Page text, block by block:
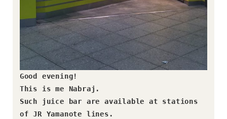
Good evening!
This is me Nabraj.
Such juice bar are available at stations
of JR Yamanote lines.